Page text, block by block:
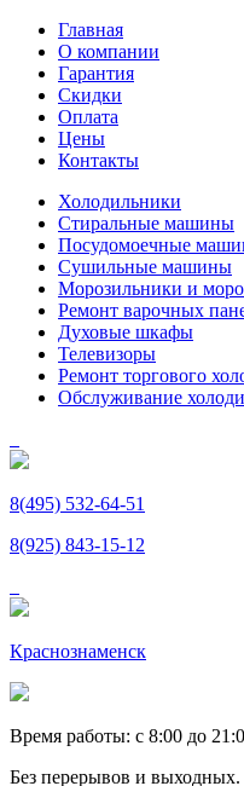
Главная
О компании
Гарантия
Скидки
Оплата
Цены
Контакты
Холодильники
Стиральные машины
Посудомоечные
Сушильные машины
Морозильники и
Ремонт варочных
Духовые шкафы
Телевизоры
Ремонт торгового
Обслуживание
8(495) 532-64-51
8(925) 843-15-12
Краснознаменск
Время работы: c 8:00 до
Без перерывов и выходных.